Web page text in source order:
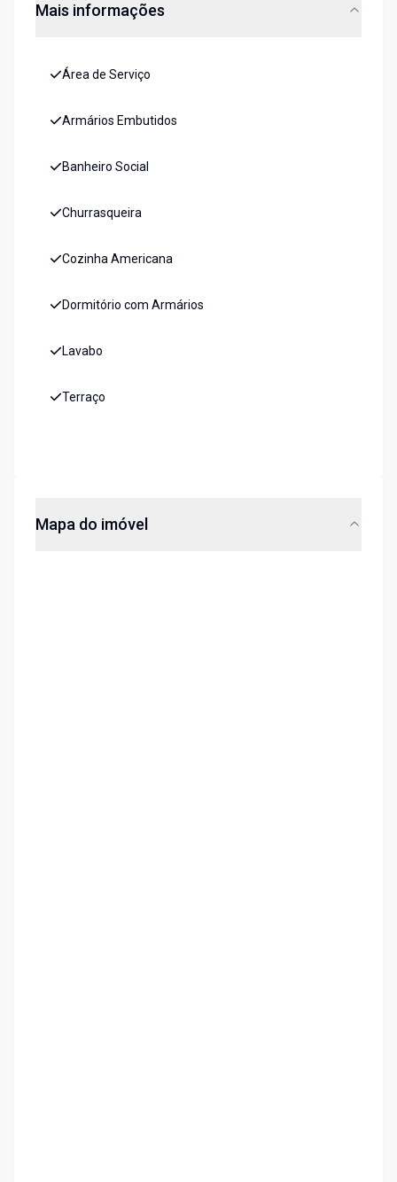
Mais informações
Área de Serviço
Armários Embutidos
Banheiro Social
Churrasqueira
Cozinha Americana
Dormitório com Armários
Lavabo
Terraço
Mapa do imóvel